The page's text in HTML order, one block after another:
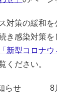
対策の緩和
き感染対策
「 新型コロナ
ください。
らせ 8